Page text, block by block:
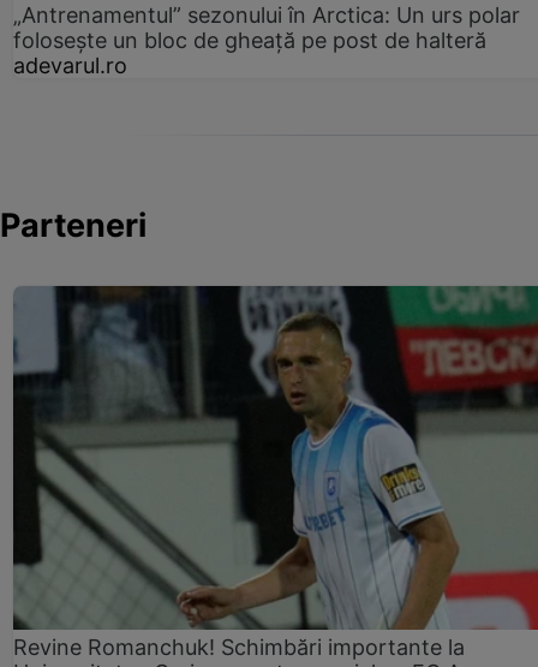
„Antrenamentul” sezonului în Arctica: Un urs polar
folosește un bloc de gheață pe post de halteră
adevarul.ro
Parteneri
Revine Romanchuk! Schimbări importante la